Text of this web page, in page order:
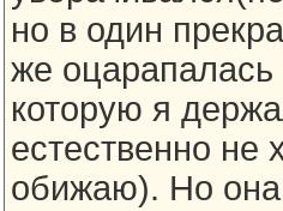
но в один
же
которую я
естественно не
обижаю). Но